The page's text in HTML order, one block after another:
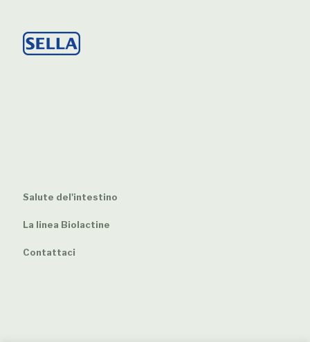
Salute del'intestino
La linea Biolactine
Contattaci